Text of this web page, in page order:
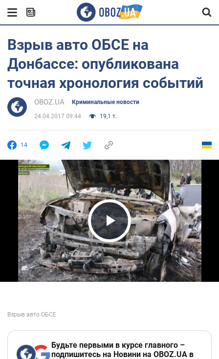
Взрыв авто ОБСЕ на
Донбассе: опубликована
точная хронология событий
OBOZ.UA Криминальные новости
24.04.2017 09:44 19,1 т.
14
Play Video
Будьте первыми в курсе главного –
подпишитесь на Новини на OBOZ.UA в